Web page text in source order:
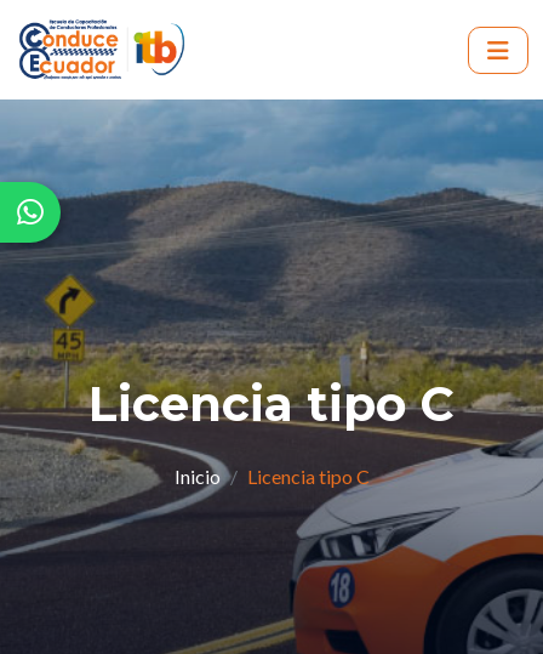
Licencia tipo C
Inicio Licencia tipo C